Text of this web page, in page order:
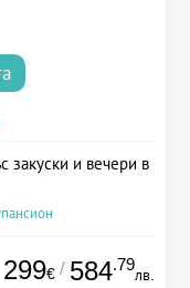
закуски и вечери в
299€ / 584.79
лв.